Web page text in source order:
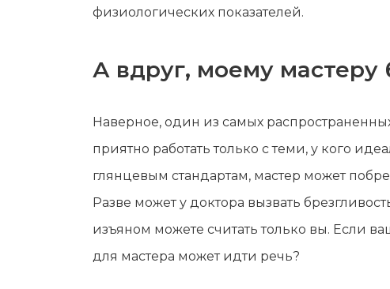
физиологических показателей.
А вдруг, моему мастеру
Наверное, один из самых
приятно работать только с теми, у кого
глянцевым стандартам, мастер может
Разве может у доктора вызвать
изъяном можете считать только вы. Если
для мастера может идти речь?